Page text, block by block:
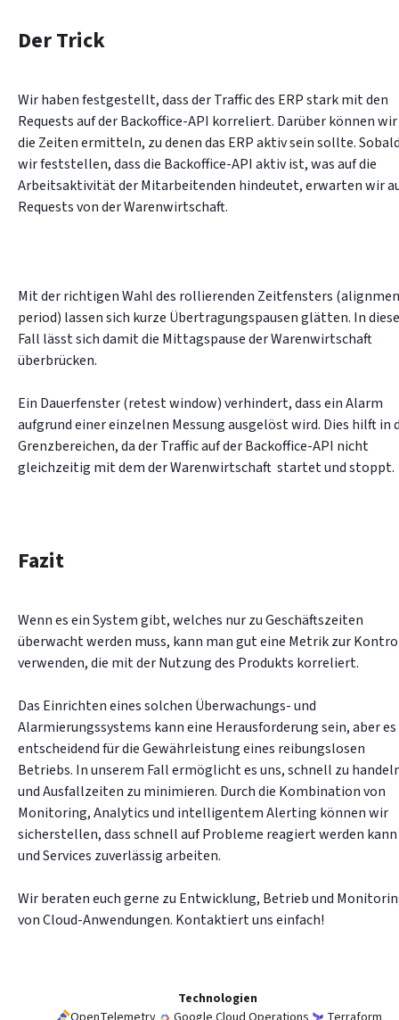
Der Trick
Wir haben festgestellt, dass der Traffic des ERP stark mit den
Requests auf der Backoffice-API korreliert. Darüber können wir
die Zeiten ermitteln, zu denen das ERP aktiv sein sollte.
wir feststellen, dass die Backoffice-API aktiv ist, was auf die
Arbeitsaktivität der Mitarbeitenden hindeutet, erwarten wir
Requests von der Warenwirtschaft.
Mit der richtigen Wahl des rollierenden Zeitfensters
period) lassen sich kurze Übertragungspausen glätten. In
Fall lässt sich damit die Mittagspause der Warenwirtschaft
überbrücken.
Ein Dauerfenster (retest window) verhindert, dass ein Alarm
aufgrund einer einzelnen Messung ausgelöst wird. Dies hilft in
Grenzbereichen, da der Traffic auf der Backoffice-API nicht
gleichzeitig mit dem der Warenwirtschaft  startet und stoppt.
Fazit
Wenn es ein System gibt, welches nur zu Geschäftszeiten
überwacht werden muss, kann man gut eine Metrik zur
verwenden, die mit der Nutzung des Produkts korreliert.
Das Einrichten eines solchen Überwachungs- und
Alarmierungssystems kann eine Herausforderung sein, aber
entscheidend für die Gewährleistung eines reibungslosen
Betriebs. In unserem Fall ermöglicht es uns, schnell zu
und Ausfallzeiten zu minimieren. Durch die Kombination von
Monitoring, Analytics und intelligentem Alerting können wir
sicherstellen, dass schnell auf Probleme reagiert werden kann
und Services zuverlässig arbeiten.
Wir beraten euch gerne zu Entwicklung, Betrieb und
von Cloud-Anwendungen. Kontaktiert uns einfach!
Technologien